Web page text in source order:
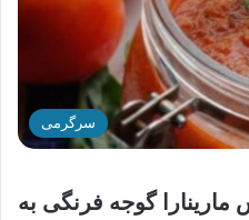
سرگرمی
گوجه فرنگی به